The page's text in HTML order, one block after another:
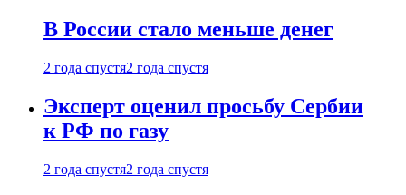
В России стало меньше денег
2 года спустя2 года спустя
Эксперт оценил просьбу Сербии
к РФ по газу
2 года спустя2 года спустя